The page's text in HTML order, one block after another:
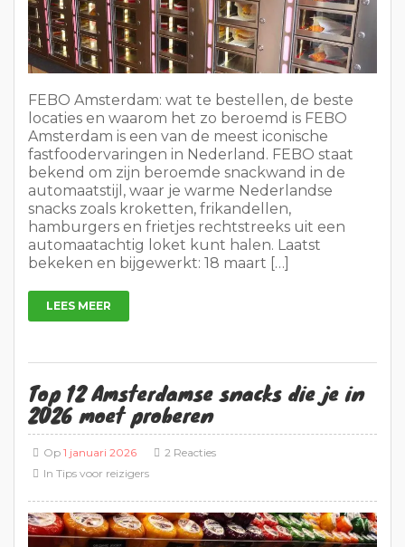
FEBO Amsterdam: wat te bestellen, de beste
locaties en waarom het zo beroemd is FEBO
Amsterdam is een van de meest iconische
fastfoodervaringen in Nederland. FEBO staat
bekend om zijn beroemde snackwand in de
automaatstijl, waar je warme Nederlandse
snacks zoals kroketten, frikandellen,
hamburgers en frietjes rechtstreeks uit een
automaatachtig loket kunt halen. Laatst
bekeken en bijgewerkt: 18 maart […]
LEES MEER
Top 12 Amsterdamse snacks die je in
2026 moet proberen
Op 1 januari 2026
In Tips voor reizigers
2 Reacties